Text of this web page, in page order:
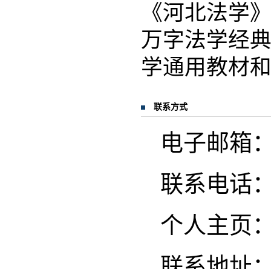
《河北法学
万字法学经
学通用教材
联系方式
电子邮箱
联系电话
个人主页